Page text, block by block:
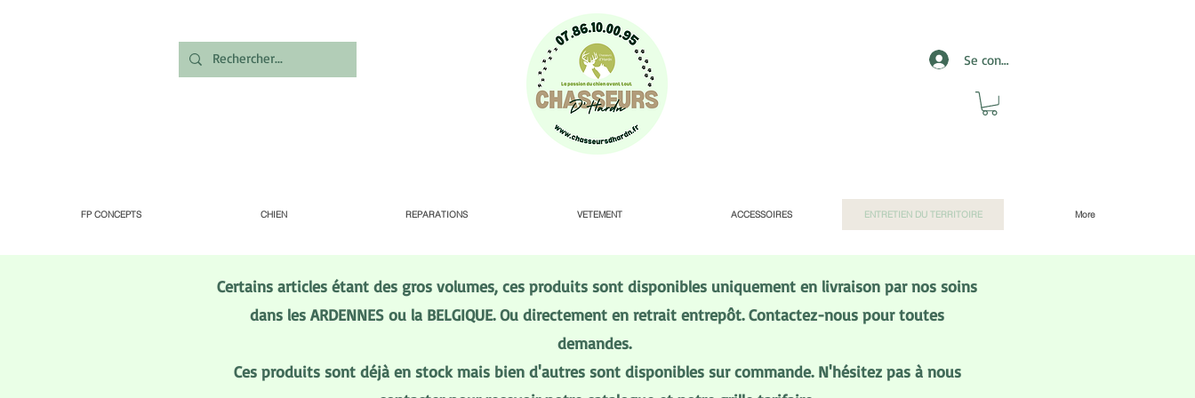
Se connecter
FP CONCEPTS CHIEN REPARATIONS VETEMENT ACCESSOIRES ENTRETIEN DU TERRITOIRE More
Certains articles étant des gros volumes, ces produits sont disponibles uniquement en livraison par nos soins
dans les ARDENNES ou la BELGIQUE. Ou directement en retrait entrepôt. Contactez-nous pour toutes
demandes.
Ces produits sont déjà en stock mais bien d'autres sont disponibles sur commande. N'hésitez pas à nous